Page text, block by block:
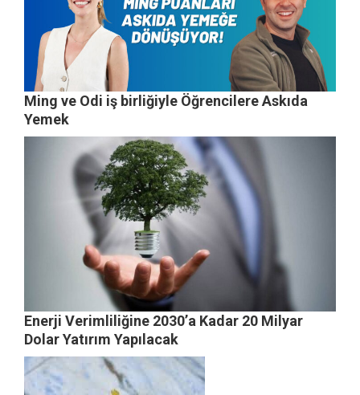
Ming ve Odi iş birliğiyle Öğrencilere Askıda
Yemek
Enerji Verimliliğine 2030’a Kadar 20 Milyar
Dolar Yatırım Yapılacak